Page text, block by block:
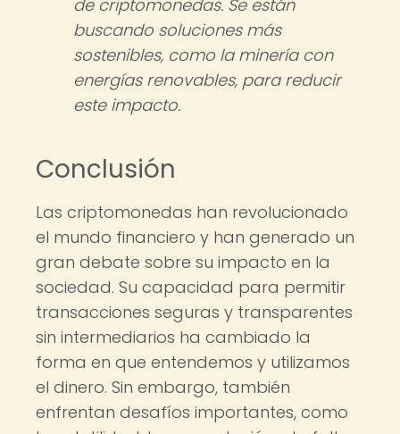
de criptomonedas. Se están
buscando soluciones más
sostenibles, como la minería con
energías renovables, para reducir
este impacto.
Conclusión
Las criptomonedas han revolucionado
el mundo financiero y han generado un
gran debate sobre su impacto en la
sociedad. Su capacidad para permitir
transacciones seguras y transparentes
sin intermediarios ha cambiado la
forma en que entendemos y utilizamos
el dinero. Sin embargo, también
enfrentan desafíos importantes, como